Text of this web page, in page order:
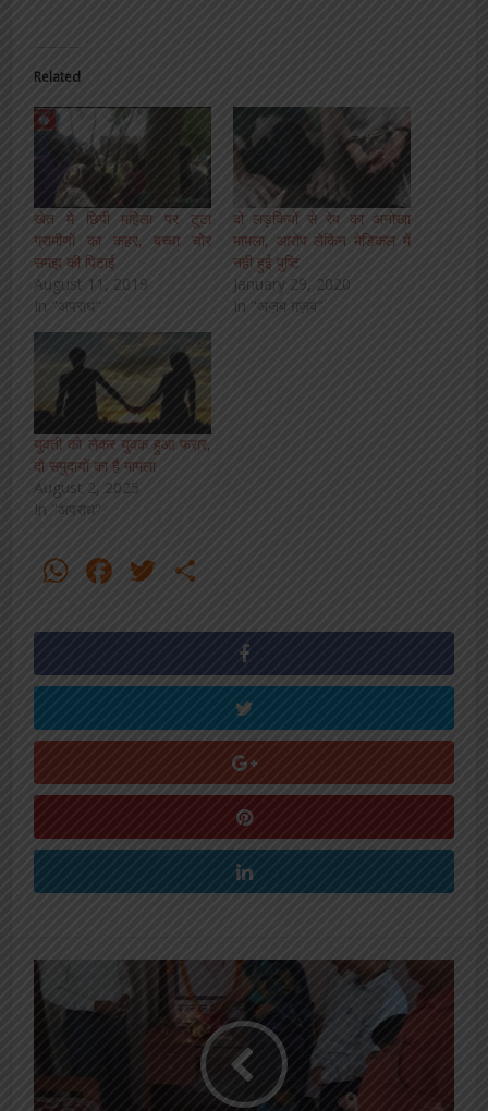
Related
खेत मे छिपी महिला पर टूटा
ग्रामीणों का कहर, बच्चा चोर
समझ की पिटाई
August 11, 2019
In "अपराध"
दो लड़कियों से रेप का अनोखा
मामला, आरोप लेकिन मेडिकल में
नही हुई पुष्टि
January 29, 2020
In "अज़ब ग़ज़ब"
युवती को लेकर युवक हुआ फरार,
दो समुदायों का है मामला
August 2, 2025
In "अपराध"
WhatsApp
Facebook
Twitter